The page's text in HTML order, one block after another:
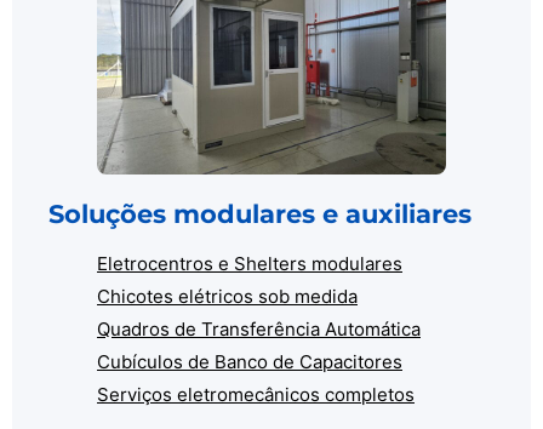
Soluções modulares e auxiliares
Eletrocentros e Shelters modulares
Chicotes elétricos sob medida
Quadros de Transferência Automática
Cubículos de Banco de Capacitores
Serviços eletromecânicos completos